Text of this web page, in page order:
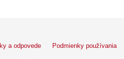
a odpovede Podmienky používania